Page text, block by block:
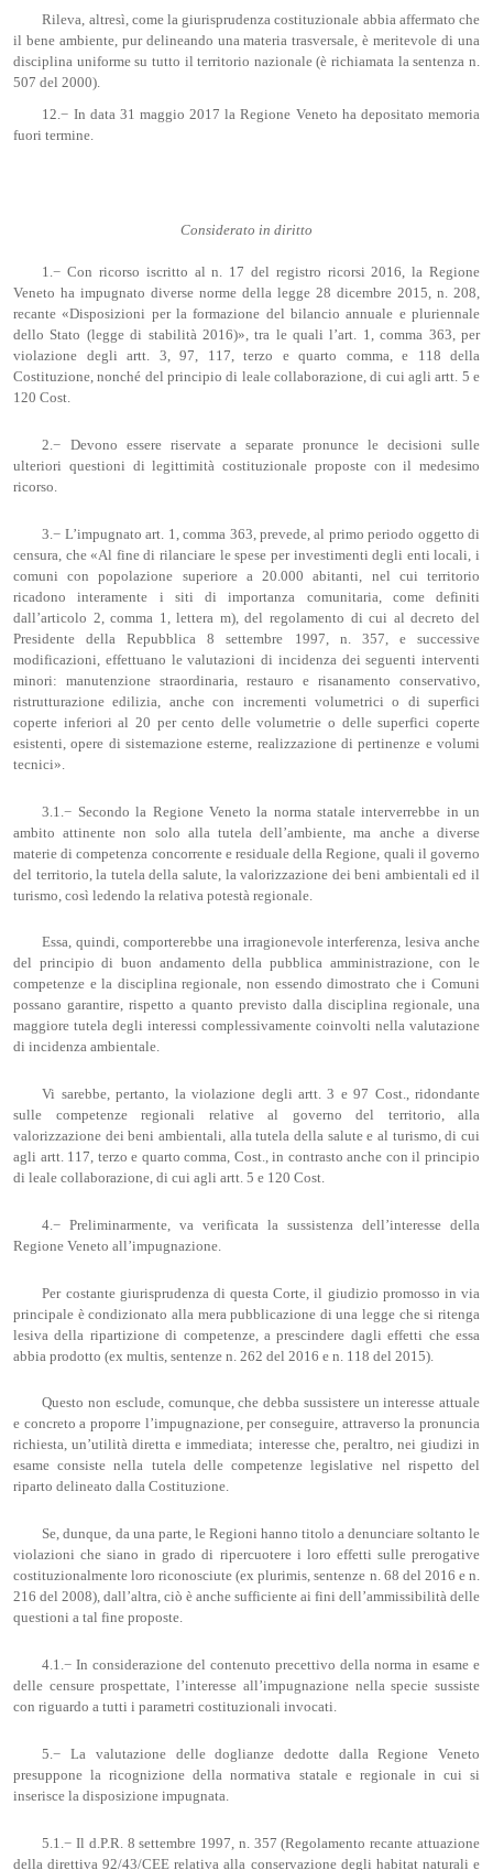
Rileva, altresì, come la giurisprudenza costituzionale abbia affermato che
il bene ambiente, pur delineando una materia trasversale, è meritevole di una
disciplina uniforme su tutto il territorio nazionale (è richiamata la sentenza n.
507 del 2000).
12.− In data 31 maggio 2017 la Regione Veneto ha depositato memoria
fuori termine.
Considerato in diritto
1.− Con ricorso iscritto al n. 17 del registro ricorsi 2016, la Regione
Veneto ha impugnato diverse norme della legge 28 dicembre 2015, n. 208,
recante «Disposizioni per la formazione del bilancio annuale e pluriennale
dello Stato (legge di stabilità 2016)», tra le quali l’art. 1, comma 363, per
violazione degli artt. 3, 97, 117, terzo e quarto comma, e 118 della
Costituzione, nonché del principio di leale collaborazione, di cui agli artt. 5 e
120 Cost.
2.− Devono essere riservate a separate pronunce le decisioni sulle
ulteriori questioni di legittimità costituzionale proposte con il medesimo
ricorso.
3.− L’impugnato art. 1, comma 363, prevede, al primo periodo oggetto di
censura, che «Al fine di rilanciare le spese per investimenti degli enti locali, i
comuni con popolazione superiore a 20.000 abitanti, nel cui territorio
ricadono interamente i siti di importanza comunitaria, come definiti
dall’articolo 2, comma 1, lettera m), del regolamento di cui al decreto del
Presidente della Repubblica 8 settembre 1997, n. 357, e successive
modificazioni, effettuano le valutazioni di incidenza dei seguenti interventi
minori: manutenzione straordinaria, restauro e risanamento conservativo,
ristrutturazione edilizia, anche con incrementi volumetrici o di superfici
coperte inferiori al 20 per cento delle volumetrie o delle superfici coperte
esistenti, opere di sistemazione esterne, realizzazione di pertinenze e volumi
tecnici».
3.1.− Secondo la Regione Veneto la norma statale interverrebbe in un
ambito attinente non solo alla tutela dell’ambiente, ma anche a diverse
materie di competenza concorrente e residuale della Regione, quali il governo
del territorio, la tutela della salute, la valorizzazione dei beni ambientali ed il
turismo, così ledendo la relativa potestà regionale.
Essa, quindi, comporterebbe una irragionevole interferenza, lesiva anche
del principio di buon andamento della pubblica amministrazione, con le
competenze e la disciplina regionale, non essendo dimostrato che i Comuni
possano garantire, rispetto a quanto previsto dalla disciplina regionale, una
maggiore tutela degli interessi complessivamente coinvolti nella valutazione
di incidenza ambientale.
Vi sarebbe, pertanto, la violazione degli artt. 3 e 97 Cost., ridondante
sulle competenze regionali relative al governo del territorio, alla
valorizzazione dei beni ambientali, alla tutela della salute e al turismo, di cui
agli artt. 117, terzo e quarto comma, Cost., in contrasto anche con il principio
di leale collaborazione, di cui agli artt. 5 e 120 Cost.
4.− Preliminarmente, va verificata la sussistenza dell’interesse della
Regione Veneto all’impugnazione.
Per costante giurisprudenza di questa Corte, il giudizio promosso in via
principale è condizionato alla mera pubblicazione di una legge che si ritenga
lesiva della ripartizione di competenze, a prescindere dagli effetti che essa
abbia prodotto (ex multis, sentenze n. 262 del 2016 e n. 118 del 2015).
Questo non esclude, comunque, che debba sussistere un interesse attuale
e concreto a proporre l’impugnazione, per conseguire, attraverso la pronuncia
richiesta, un’utilità diretta e immediata; interesse che, peraltro, nei giudizi in
esame consiste nella tutela delle competenze legislative nel rispetto del
riparto delineato dalla Costituzione.
Se, dunque, da una parte, le Regioni hanno titolo a denunciare soltanto le
violazioni che siano in grado di ripercuotere i loro effetti sulle prerogative
costituzionalmente loro riconosciute (ex plurimis, sentenze n. 68 del 2016 e n.
216 del 2008), dall’altra, ciò è anche sufficiente ai fini dell’ammissibilità delle
questioni a tal fine proposte.
4.1.− In considerazione del contenuto precettivo della norma in esame e
delle censure prospettate, l’interesse all’impugnazione nella specie sussiste
con riguardo a tutti i parametri costituzionali invocati.
5.− La valutazione delle doglianze dedotte dalla Regione Veneto
presuppone la ricognizione della normativa statale e regionale in cui si
inserisce la disposizione impugnata.
5.1.− Il d.P.R. 8 settembre 1997, n. 357 (Regolamento recante attuazione
della direttiva 92/43/CEE relativa alla conservazione degli habitat naturali e